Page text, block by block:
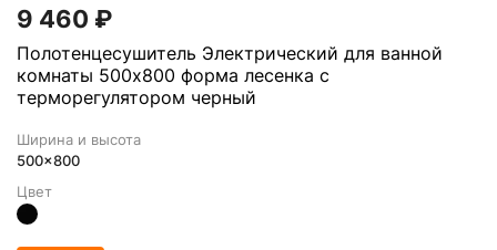
9 460 ₽
Полотенцесушитель Электрический для ванной
комнаты 500х800 форма лесенка с
терморегулятором черный
Ширина и высота
500x800
Цвет